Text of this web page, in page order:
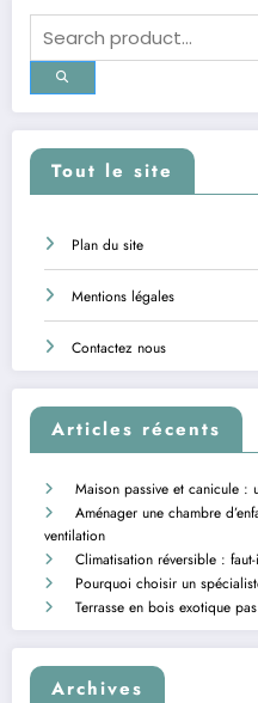
Tout le site
Plan du site
Mentions légales
Contactez nous
Articles récents
Maison passive et canicule :
Aménager une chambre
ventilation
Climatisation réversible :
Pourquoi choisir un
Terrasse en bois exotique
Archives